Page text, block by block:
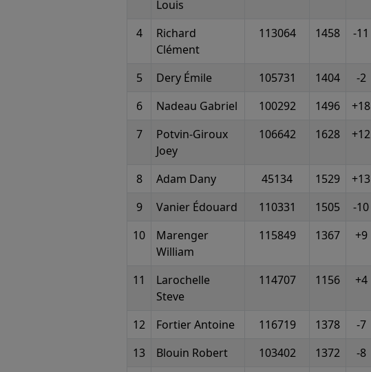
Louis
4
Richard
Clément
113064 1458 -11
5 Dery Émile 105731 1404 -2
6
Nadeau Gabriel 100292 1496 +18
7
Potvin-Giroux
Joey
106642 1628 +12
8 Adam Dany 45134 1529 +13
9
Vanier Édouard 110331 1505 -10
10
Marenger
William
115849 1367 +9
11
Larochelle
Steve
114707 1156 +4
12 Fortier Antoine 116719 1378 -7
13
Blouin Robert 103402 1372 -8